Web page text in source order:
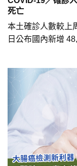
死亡
本土確診人數較上
日公布國內新增